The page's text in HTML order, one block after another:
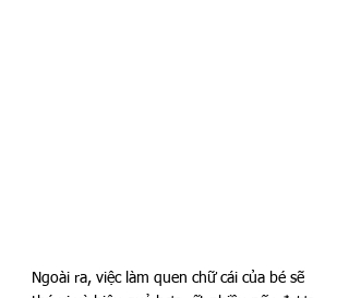
Ngoài ra, việc làm quen chữ cái của bé sẽ